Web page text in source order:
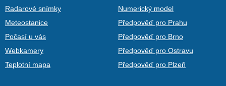
Radarové snímky
Meteostanice
Počasí u vás
Webkamery
Teplotní mapa
Numerický model
Předpověď pro Prahu
Předpověď pro Brno
Předpověď pro Ostravu
Předpověď pro Plzeň